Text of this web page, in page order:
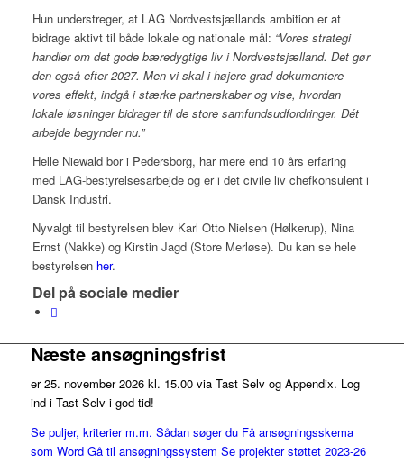
Hun understreger, at LAG Nordvestsjællands ambition er at
bidrage aktivt til både lokale og nationale mål: “Vores strategi
handler om det gode bæredygtige liv i Nordvestsjælland. Det gør
den også efter 2027. Men vi skal i højere grad dokumentere
vores effekt, indgå i stærke partnerskaber og vise, hvordan
lokale løsninger bidrager til de store samfundsudfordringer. Dét
arbejde begynder nu.”
Helle Niewald bor i Pedersborg, har mere end 10 års erfaring
med LAG-bestyrelsesarbejde og er i det civile liv chefkonsulent i
Dansk Industri.
Nyvalgt til bestyrelsen blev Karl Otto Nielsen (Hølkerup), Nina
Ernst (Nakke) og Kirstin Jagd (Store Merløse). Du kan se hele
bestyrelsen her.
Del på sociale medier
Næste ansøgningsfrist
er 25. november 2026 kl. 15.00 via Tast Selv og Appendix. Log
ind i Tast Selv i god tid!
Se puljer, kriterier m.m. Sådan søger du Få ansøgningsskema
som Word Gå til ansøgningssystem Se projekter støttet 2023-26